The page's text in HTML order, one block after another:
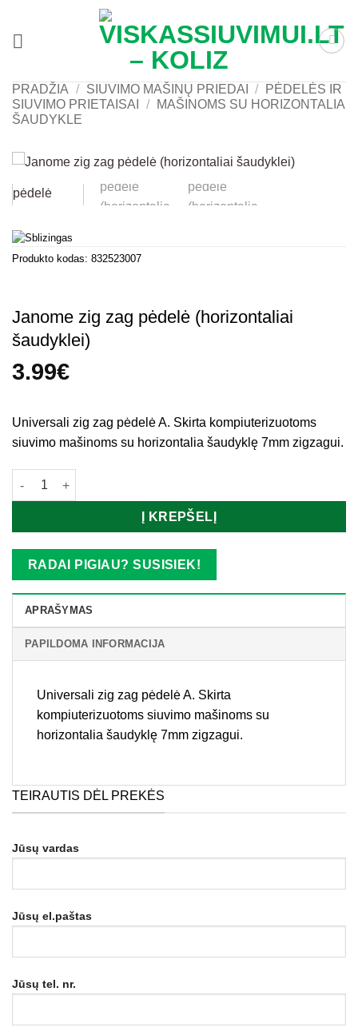
content
PRADŽIA / SIUVIMO MAŠINŲ PRIEDAI /
PĖDELĖS IR
SIUVIMO PRIETAISAI
/
MAŠINOMS SU HORIZONTALIA
ŠAUDYKLE
Produkto kodas: 832523007
Janome zig zag pėdelė (horizontaliai
šaudyklei)
3.99€
Universali zig zag pėdelė A. Skirta kompiuterizuotoms
siuvimo mašinoms su horizontalia šaudyklę 7mm zigzagui.
produkto kiekis: Janome zig zag pėdelė (horizontaliai
Į KREPŠELĮ
RADAI PIGIAU? SUSISIEK!
APRAŠYMAS
PAPILDOMA INFORMACIJA
Universali zig zag pėdelė A. Skirta
kompiuterizuotoms siuvimo mašinoms su
horizontalia šaudyklę 7mm zigzagui.
TEIRAUTIS DĖL PREKĖS
Jūsų vardas
Jūsų el.paštas
Jūsų tel. nr.